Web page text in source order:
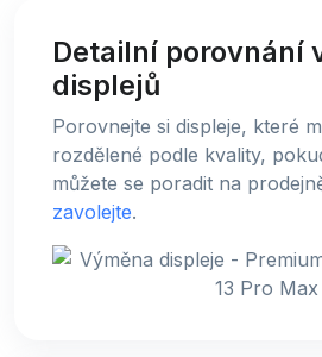
Detailní porovnání
displejů
Porovnejte si displeje, které
rozdělené podle kvality,
můžete se poradit na
zavolejte.